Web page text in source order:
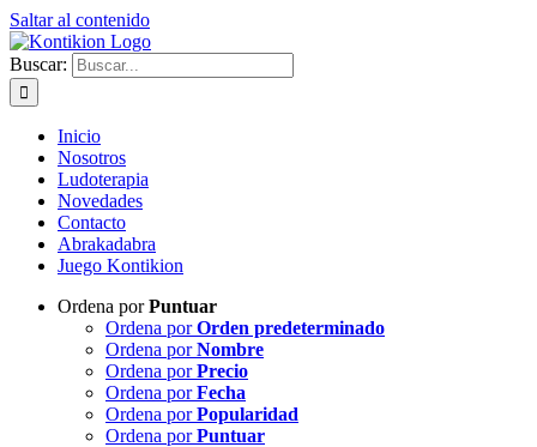
Saltar al contenido
Buscar:
Inicio
Nosotros
Ludoterapia
Novedades
Contacto
Abrakadabra
Juego Kontikion
Ordena porPuntuar
Ordena porOrden predeterminado
Ordena porNombre
Ordena porPrecio
Ordena porFecha
Ordena porPopularidad
Ordena porPuntuar